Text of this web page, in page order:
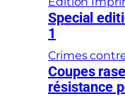
Special
1
Crimes
Coupes
résistance